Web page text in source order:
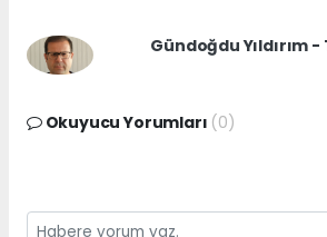
Gündoğdu Yıldırım -
Okuyucu Yorumları (0)